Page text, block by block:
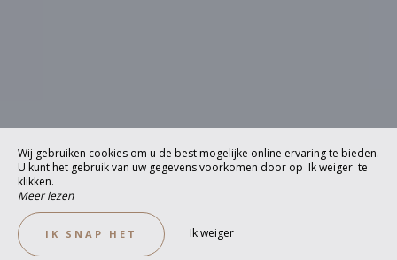
Wij gebruiken cookies om u de best mogelijke online ervaring te bieden.
U kunt het gebruik van uw gegevens voorkomen door op 'Ik weiger' te
klikken.
Meer lezen
IK SNAP HET Ik weiger